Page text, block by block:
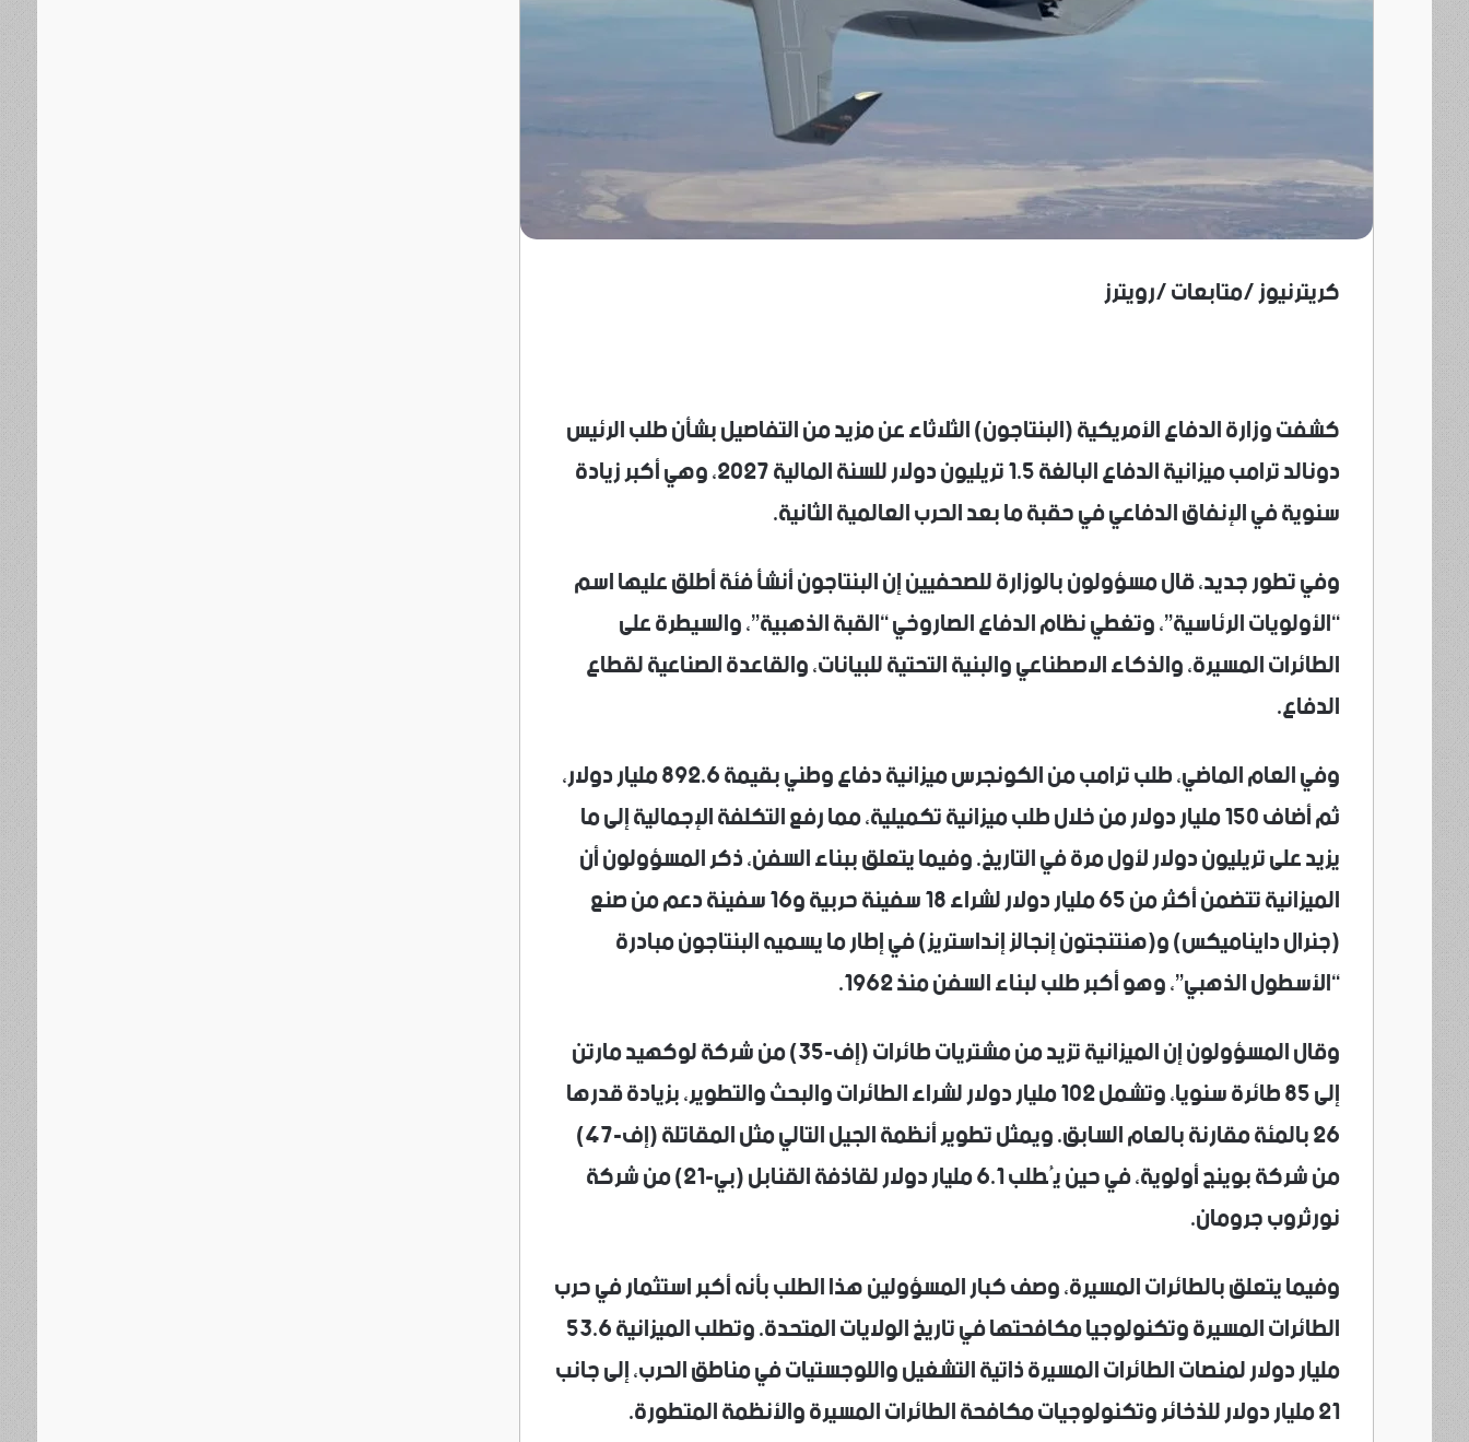
كريترنيوز /متابعات /رويترز
كشفت وزارة الدفاع الأمريكية (البنتاجون) الثلاثاء عن مزيد من التفاصيل بشأن طلب الرئيس
دونالد ‌ترامب ميزانية ​الدفاع البالغة 1.5 تريليون دولار للسنة المالية 2027، وهي أكبر زيادة
سنوية في الإنفاق الدفاعي في حقبة ما بعد الحرب العالمية الثانية.
وفي تطور جديد، قال مسؤولون بالوزارة للصحفيين إن البنتاجون أنشأ فئة أطلق عليها اسم
“الأولويات الرئاسية”، وتغطي نظام ⁠الدفاع الصاروخي “القبة الذهبية”، والسيطرة على
الطائرات المسيرة، والذكاء الاصطناعي والبنية التحتية للبيانات، والقاعدة الصناعية لقطاع
الدفاع.
وفي العام الماضي، طلب ترامب من الكونجرس ميزانية دفاع وطني بقيمة 892.6 مليار دولار،
ثم ‌أضاف 150 مليار دولار من خلال طلب ميزانية تكميلية، مما رفع التكلفة الإجمالية إلى ما
يزيد على تريليون دولار لأول مرة ‌في التاريخ. وفيما يتعلق ببناء السفن، ذكر المسؤولون أن
‌الميزانية تتضمن أكثر من 65 مليار دولار لشراء 18 سفينة ‌حربية و16 سفينة دعم ‌من صنع
(جنرال دايناميكس) و(هنتنجتون إنجالز إنداستريز) في إطار ما يسميه البنتاجون مبادرة
“الأسطول الذهبي”، ​وهو أكبر طلب ‌لبناء السفن منذ 1962.
وقال ​المسؤولون إن الميزانية تزيد من ⁠مشتريات طائرات (إف-35) من شركة لوكهيد مارتن
إلى 85 طائرة سنويا، وتشمل 102 مليار دولار لشراء الطائرات والبحث والتطوير، بزيادة قدرها
26 ​بالمئة ⁠مقارنة بالعام السابق. ويمثل ⁠تطوير أنظمة الجيل التالي مثل المقاتلة (إف-47)
من شركة بوينج أولوية، في حين يُطلب 6.1 مليار دولار لقاذفة القنابل (بي-21) من شركة
⁠نورثروب جرومان.
وفيما يتعلق بالطائرات المسيرة، وصف كبار المسؤولين هذا الطلب بأنه أكبر استثمار في حرب
الطائرات المسيرة وتكنولوجيا مكافحتها في تاريخ الولايات المتحدة. وتطلب الميزانية 53.6
مليار دولار لمنصات الطائرات المسيرة ذاتية التشغيل واللوجستيات في مناطق الحرب، إلى جانب
‌21 مليار دولار للذخائر وتكنولوجيات مكافحة الطائرات المسيرة والأنظمة المتطورة.